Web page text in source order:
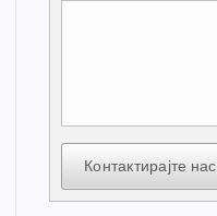
Контактирајте нас